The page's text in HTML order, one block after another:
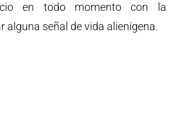
en todo momento con la
alguna señal de vida alienígena.